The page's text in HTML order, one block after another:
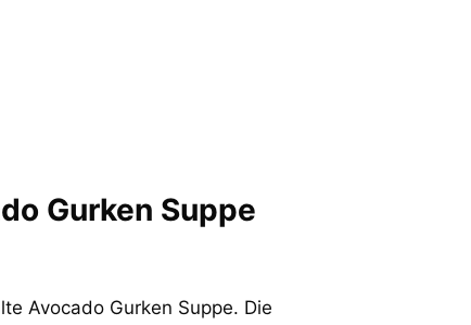
Gurken Suppe
Avocado Gurken Suppe. Die